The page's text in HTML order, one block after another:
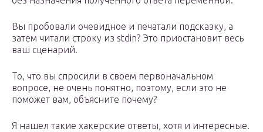
Вы пробовали очевидное и печатали подсказку, а
затем читали строку из stdin? Это приостановит весь
ваш сценарий.
То, что вы спросили в своем первоначальном
вопросе, не очень понятно, поэтому, если это не
поможет вам, объясните почему?
Я нашел такие хакерские ответы, хотя и интересные.